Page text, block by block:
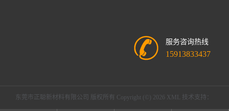
服务咨询热线
15913833437
东莞市正聪新材料有限公司 版权所有 Copyright (©) 2026 XML 技术支持：